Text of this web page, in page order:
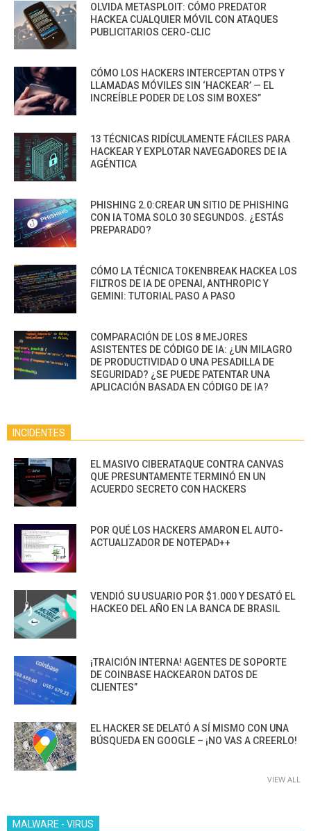
OLVIDA METASPLOIT: CÓMO PREDATOR
HACKEA CUALQUIER MÓVIL CON ATAQUES
PUBLICITARIOS CERO-CLIC
CÓMO LOS HACKERS INTERCEPTAN OTPS Y
LLAMADAS MÓVILES SIN ‘HACKEAR’ — EL
INCREÍBLE PODER DE LOS SIM BOXES”
13 TÉCNICAS RIDÍCULAMENTE FÁCILES PARA
HACKEAR Y EXPLOTAR NAVEGADORES DE IA
AGÉNTICA
PHISHING 2.0:CREAR UN SITIO DE PHISHING
CON IA TOMA SOLO 30 SEGUNDOS. ¿ESTÁS
PREPARADO?
CÓMO LA TÉCNICA TOKENBREAK HACKEA LOS
FILTROS DE IA DE OPENAI, ANTHROPIC Y
GEMINI: TUTORIAL PASO A PASO
COMPARACIÓN DE LOS 8 MEJORES
ASISTENTES DE CÓDIGO DE IA: ¿UN MILAGRO
DE PRODUCTIVIDAD O UNA PESADILLA DE
SEGURIDAD? ¿SE PUEDE PATENTAR UNA
APLICACIÓN BASADA EN CÓDIGO DE IA?
INCIDENTES
EL MASIVO CIBERATAQUE CONTRA CANVAS
QUE PRESUNTAMENTE TERMINÓ EN UN
ACUERDO SECRETO CON HACKERS
POR QUÉ LOS HACKERS AMARON EL AUTO-
ACTUALIZADOR DE NOTEPAD++
VENDIÓ SU USUARIO POR $1.000 Y DESATÓ EL
HACKEO DEL AÑO EN LA BANCA DE BRASIL
¡TRAICIÓN INTERNA! AGENTES DE SOPORTE
DE COINBASE HACKEARON DATOS DE
CLIENTES”
EL HACKER SE DELATÓ A SÍ MISMO CON UNA
BÚSQUEDA EN GOOGLE – ¡NO VAS A CREERLO!
VIEW ALL
MALWARE - VIRUS